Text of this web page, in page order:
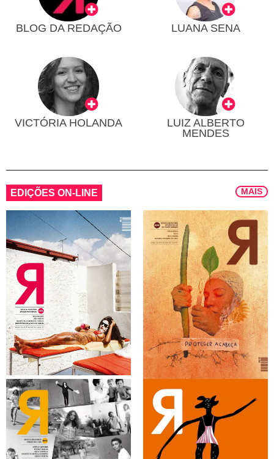
BLOG DA REDAÇÃO LUANA SENA
VICTÓRIA HOLANDA
LUIZ ALBERTO
MENDES
EDIÇÕES ON-LINE MAIS